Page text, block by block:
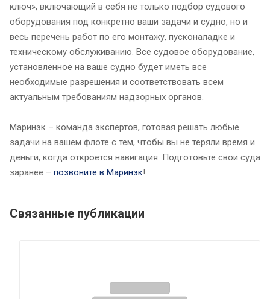
ключ», включающий в себя не только подбор судового
оборудования под конкретно ваши задачи и судно, но и
весь перечень работ по его монтажу, пусконаладке и
техническому обслуживанию. Все судовое оборудование,
установленное на ваше судно будет иметь все
необходимые разрешения и соответствовать всем
актуальным требованиям надзорных органов.
Маринэк – команда экспертов, готовая решать любые
задачи на вашем флоте с тем, чтобы вы не теряли время и
деньги, когда откроется навигация. Подготовьте свои суда
заранее – позвоните в Маринэк!
Связанные публикации